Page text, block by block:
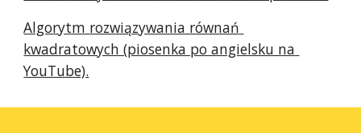
Algorytm rozwiązywania równań
kwadratowych (piosenka po angielsku na
YouTube).